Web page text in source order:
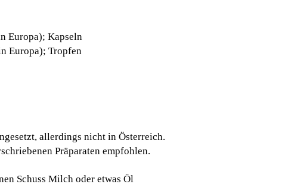
Europa); Kapseln
Europa); Tropfen
allerdings nicht in Österreich.
Präparaten empfohlen.
Schuss Milch oder etwas Öl